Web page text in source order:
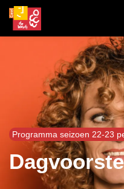
Programma seizoen 22-23